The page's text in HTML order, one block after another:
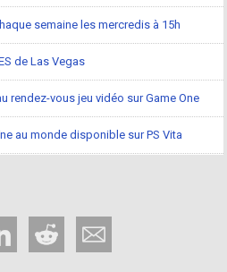
semaine les mercredis à 15h
de Las Vegas
rendez-vous jeu vidéo sur Game One
au monde disponible sur PS Vita